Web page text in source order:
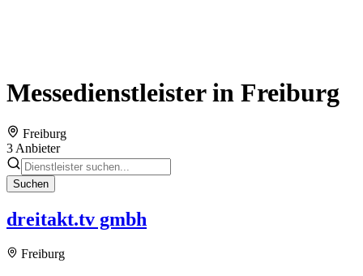
Messedienstleister in Freiburg
Freiburg
3 Anbieter
Suchen
dreitakt.tv gmbh
Freiburg